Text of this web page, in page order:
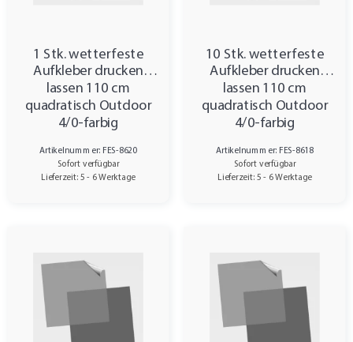
1 Stk. wetterfeste
Aufkleber drucken
lassen 110 cm
quadratisch Outdoor
4/0-farbig
Artikelnummer: FES-8620
Sofort verfügbar
Lieferzeit: 5 - 6 Werktage
10 Stk. wetterfeste
Aufkleber drucken
lassen 110 cm
quadratisch Outdoor
4/0-farbig
Artikelnummer: FES-8618
Sofort verfügbar
Lieferzeit: 5 - 6 Werktage